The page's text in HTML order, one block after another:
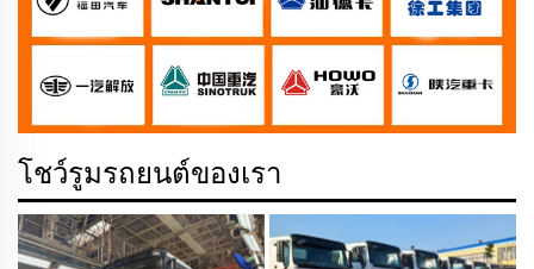
โชว์รูมรถยนต์ของเรา